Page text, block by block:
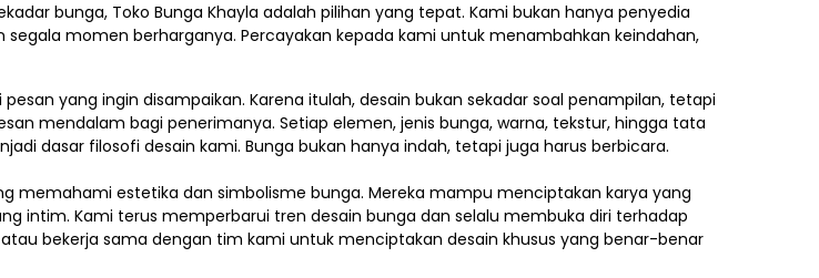
bunga, Toko Bunga Khayla adalah pilihan yang tepat. Kami bukan hanya penyedia
momen berharganya. Percayakan kepada kami untuk menambahkan keindahan,
yang ingin disampaikan. Karena itulah, desain bukan sekadar soal penampilan, tetapi
mendalam bagi penerimanya. Setiap elemen,jenis bunga, warna, tekstur, hingga tata
dasar filosofi desain kami. Bunga bukan hanya indah, tetapi juga harus berbicara.
memahami estetika dan simbolisme bunga. Mereka mampu menciptakan karya yang
intim. Kami terus memperbarui tren desain bunga dan selalu membuka diri terhadap
bekerja sama dengan tim kami untuk menciptakan desain khusus yang benar-benar